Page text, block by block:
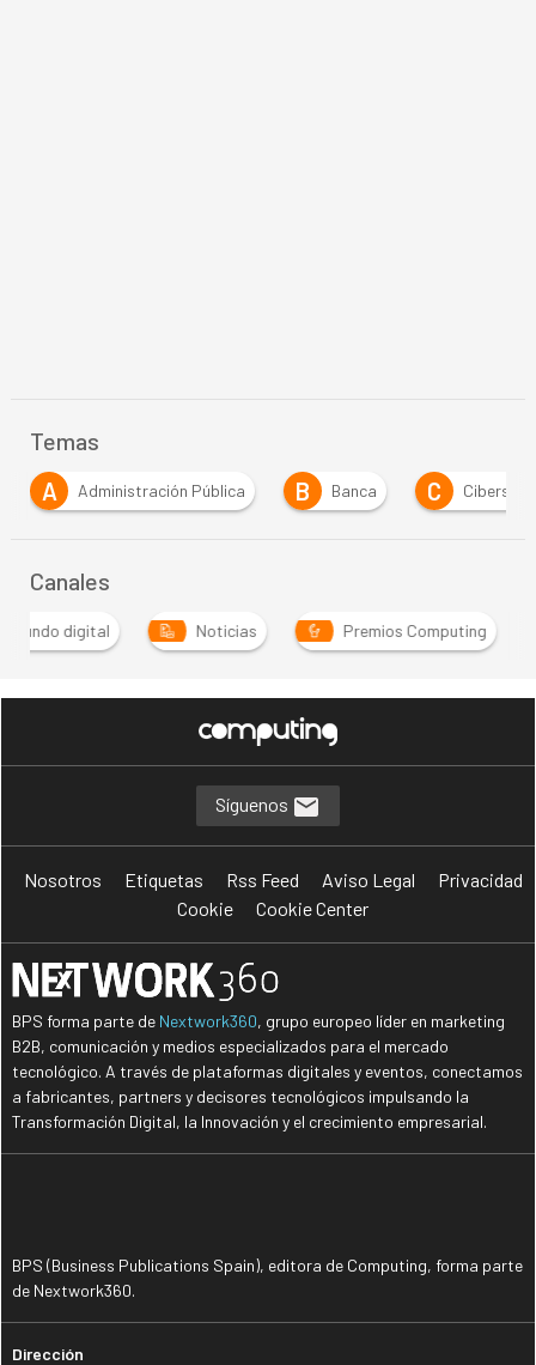
Temas
B
Banca C Ciberseguridad C Cloud D
Canales
Mundo digital Noticias Premios Computing
Síguenos
Nosotros Etiquetas Rss Feed Aviso Legal
Privacidad
Cookie
Cookie Center
BPS forma parte de Nextwork360, grupo europeo líder en marketing
B2B, comunicación y medios especializados para el mercado
tecnológico. A través de plataformas digitales y eventos, conectamos
a fabricantes, partners y decisores tecnológicos impulsando la
Transformación Digital, la Innovación y el crecimiento empresarial.
BPS (Business Publications Spain), editora de Computing, forma parte
de Nextwork360.
Dirección